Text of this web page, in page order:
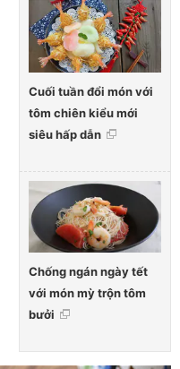
Cuối tuần đổi món với
tôm chiên kiểu mới
siêu hấp dẫn
Chống ngán ngày tết
với món mỳ trộn tôm
bưởi